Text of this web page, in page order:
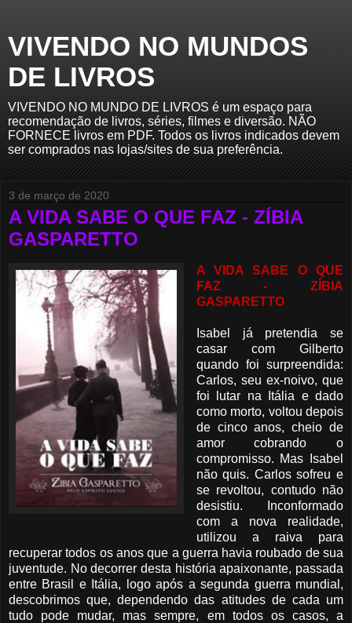
VIVENDO NO MUNDOS
DE LIVROS
VIVENDO NO MUNDO DE LIVROS é um espaço para
recomendação de livros, séries, filmes e diversão. NÃO
FORNECE livros em PDF. Todos os livros indicados devem
ser comprados nas lojas/sites de sua preferência.
3 de março de 2020
A VIDA SABE O QUE FAZ - ZÍBIA
GASPARETTO
A VIDA SABE O QUE
FAZ - ZÍBIA
GASPARETTO
Isabel já pretendia se
casar com Gilberto
quando foi surpreendida:
Carlos, seu ex-noivo, que
foi lutar na Itália e dado
como morto, voltou depois
de cinco anos, cheio de
amor cobrando o
compromisso. Mas Isabel
não quis. Carlos sofreu e
se revoltou, contudo não
desistiu. Inconformado
com a nova realidade,
utilizou a raiva para
recuperar todos os anos que a guerra havia roubado de sua
juventude. No decorrer desta história apaixonante, passada
entre Brasil e Itália, logo após a segunda guerra mundial,
descobrimos que, dependendo das atitudes de cada um
tudo pode mudar, mas sempre, em todos os casos, a